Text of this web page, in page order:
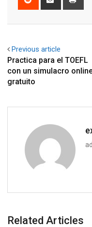
Previous article
Practica para el TOEFL
con un simulacro
gratuito
Related Articles